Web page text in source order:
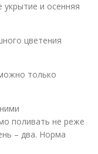
и осенняя
цветения
только
поливать не реже
– два. Норма